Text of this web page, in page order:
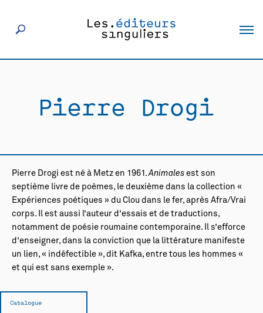
Éditeurs
Actualités
Rencontres
Pierre Drogi
Pierre Drogi est né à Metz en 1961.Animales est son
septième livre de poèmes, le deuxième dans la collection «
Expériences poétiques » du Clou dans le fer, après Afra/Vrai
corps. Il est aussi l’auteur d’essais et de traductions,
notamment de poésie roumaine contemporaine. Il s’efforce
d’enseigner, dans la conviction que la littérature manifeste
un lien, « indéfectible », dit Kafka, entre tous les hommes «
et qui est sans exemple ».
Catalogue